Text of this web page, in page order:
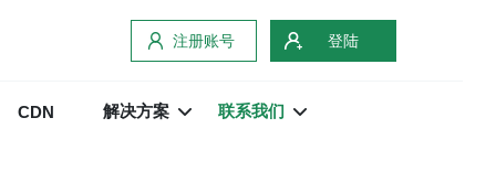
注册账号 登陆
CDN 解决方案 联系我们